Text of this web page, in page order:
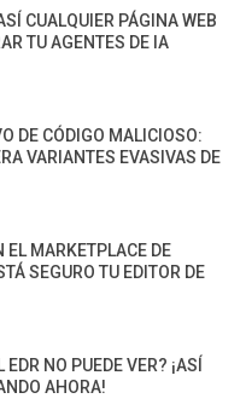
CUALQUIER PÁGINA WEB
TU AGENTES DE IA
DE CÓDIGO MALICIOSO:
VARIANTES EVASIVAS DE
EL MARKETPLACE DE
SEGURO TU EDITOR DE
NO PUEDE VER? ¡ASÍ
AHORA!